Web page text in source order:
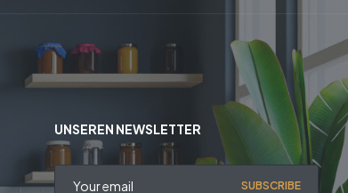
UNSEREN NEWSLETTER
SUBSCRIBE